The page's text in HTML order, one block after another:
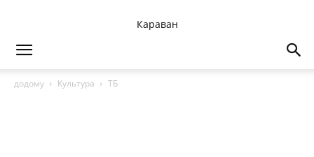
Караван
додому Культура ТБ